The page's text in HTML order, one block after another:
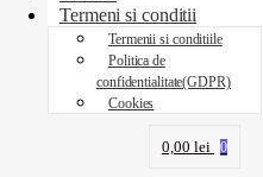
Termeni si conditii
Termenii si conditiile
Politica de
confidentialitate(GDPR)
Cookies
0,00 lei 0